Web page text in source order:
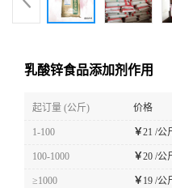
乳酸锌食品添加剂作用
起订量 (公斤) 价格
1-100 ￥21 /公
100-1000 ￥20 /公
≥1000 ￥19 /公